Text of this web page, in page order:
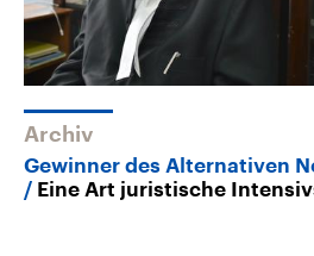
Archiv
Gewinner des Alternativen
Eine Art juristische